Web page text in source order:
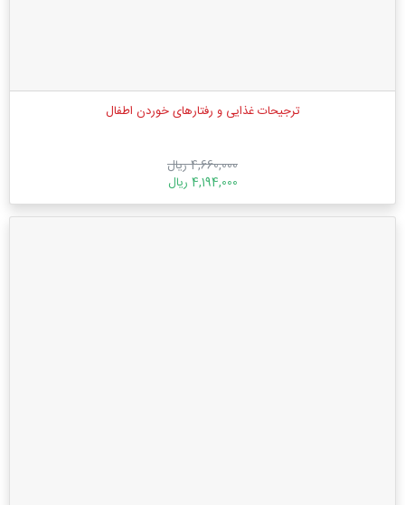
ترجیحات غذایی و رفتارهای خوردن اطفال
4,660,000 ریال
4,194,000 ریال